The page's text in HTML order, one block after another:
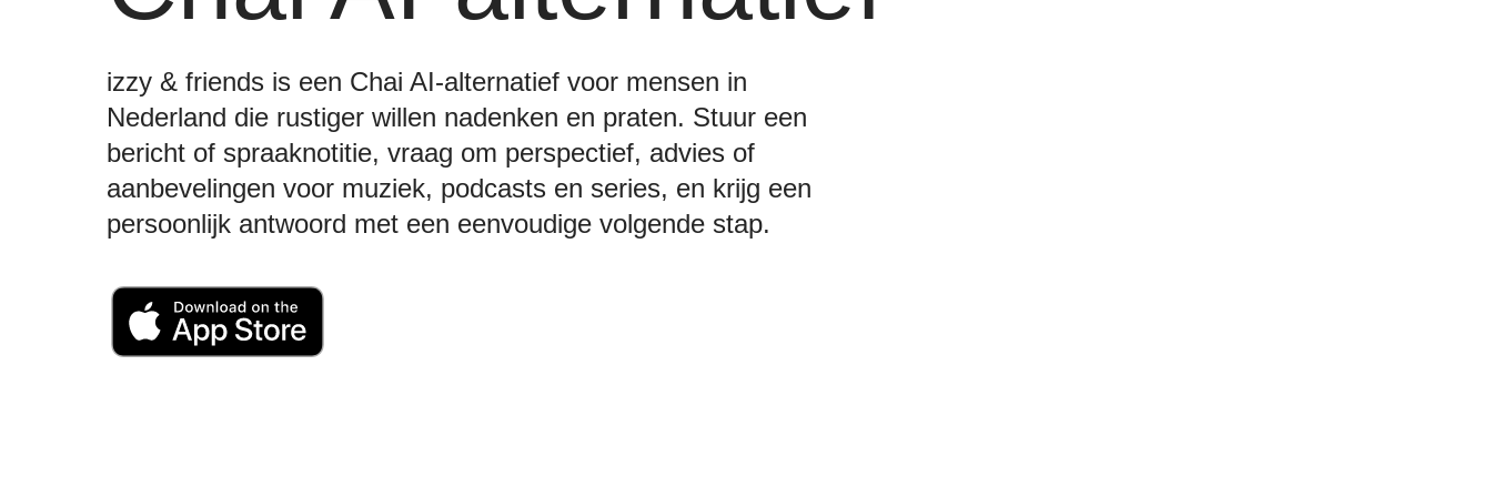
izzy & friends is een Chai AI-alternatief voor mensen in
Nederland die rustiger willen nadenken en praten. Stuur een
bericht of spraaknotitie, vraag om perspectief, advies of
aanbevelingen voor muziek, podcasts en series, en krijg een
persoonlijk antwoord met een eenvoudige volgende stap.